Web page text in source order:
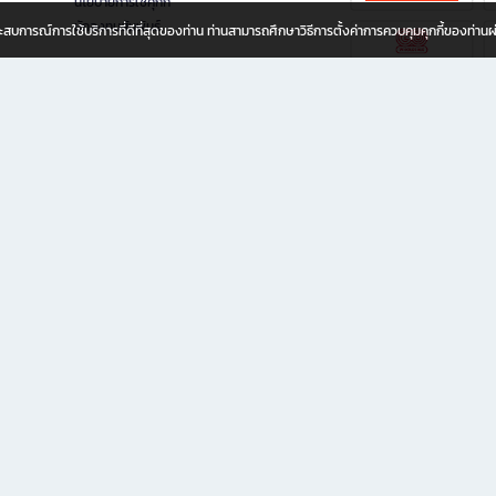
นักลงทุนสัมพันธ์
สบการณ์การใช้บริการที่ดีที่สุดของท่าน ท่านสามารถศึกษาวิธีการตั้งค่าการควบคุมคุกกี้ของท่าน